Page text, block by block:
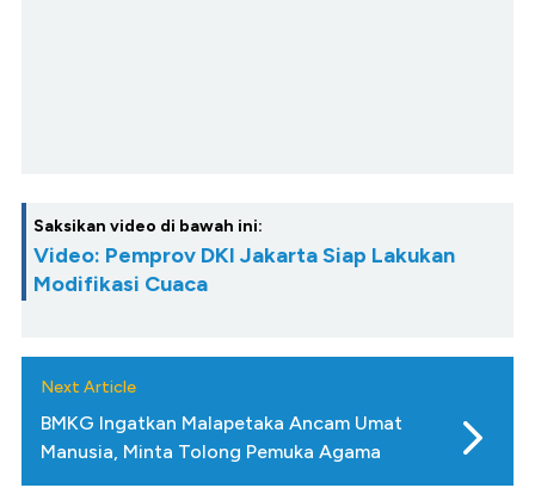
Saksikan video di bawah ini:
Video: Pemprov DKI Jakarta Siap Lakukan
Modifikasi Cuaca
Next Article
BMKG Ingatkan Malapetaka Ancam Umat
Manusia, Minta Tolong Pemuka Agama